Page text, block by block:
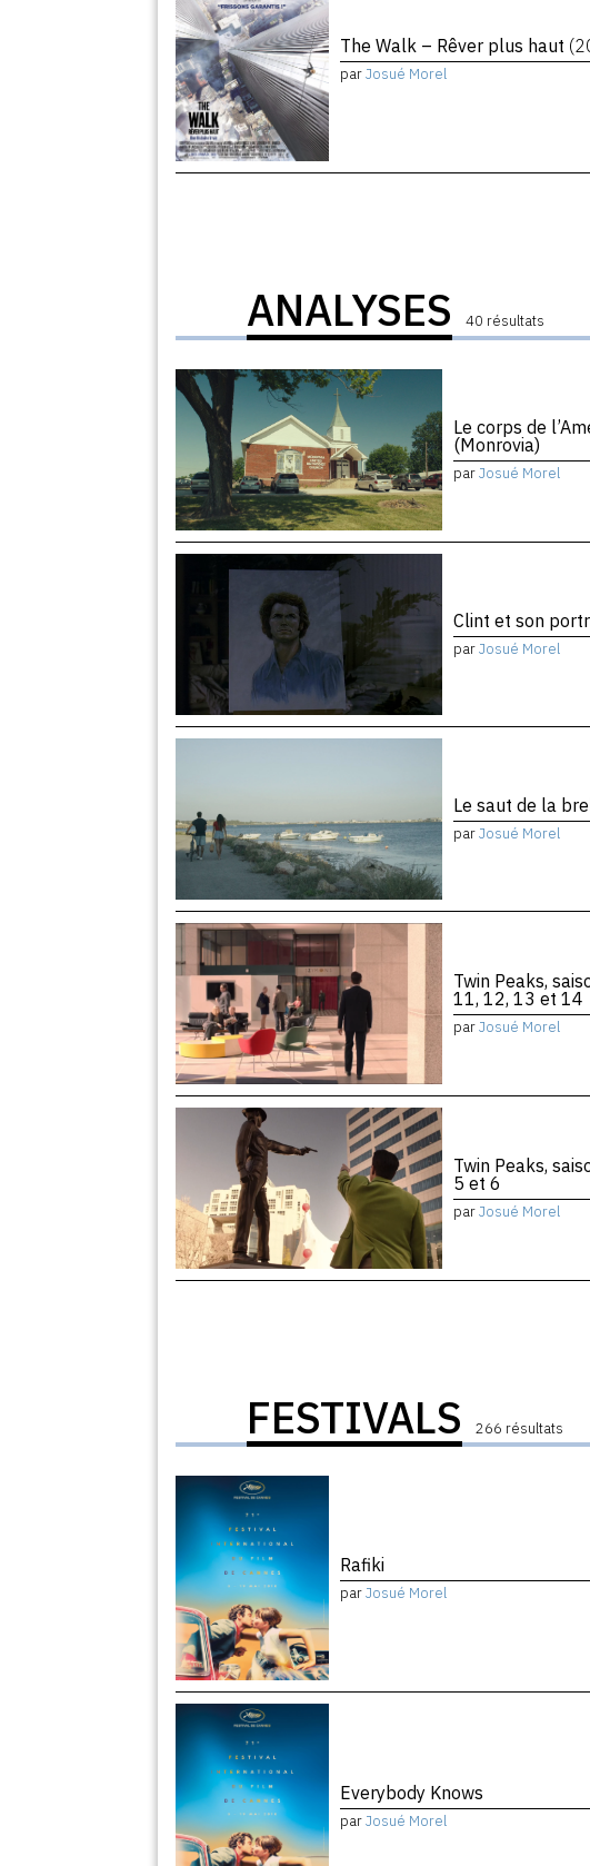
The Walk – Rêver plus haut
parJosué Morel
ANALYSES 40 résultats
Le corps de
(Monrovia)
parJosué Morel
Clint et son
parJosué Morel
Le saut de la
parJosué Morel
Twin Peaks,
11, 12, 13 et 14
parJosué Morel
Twin Peaks,
5 et 6
parJosué Morel
FESTIVALS 266 résultats
Rafiki
parJosué Morel
Everybody Knows
parJosué Morel